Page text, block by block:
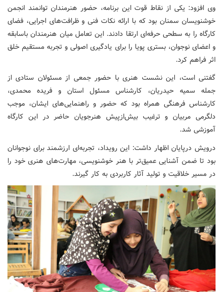
وی افزود: یکی از نقاط قوت این برنامه، حضور هنرمندان توانمند انجمن
خوشنویسان سمنان بود که با ارائه نکات فنی و ظرافت‌های اجرایی، فضای
کارگاه را به سطحی حرفه‌ای ارتقا دادند. این تعامل میان هنرمندان باسابقه
و اعضای نوجوان، بستری پویا را برای یادگیری اصولی و تجربه مستقیم خلق
اثر فراهم کرد.
گفتنی است، این نشست هنری با حضور جمعی از مسئولان ستادی از
جمله سمیه حیدریان، کارشناس مسئول استان و فریده محمدی،
کارشناس فرهنگی همراه بود که حضور و راهنمایی‌های ایشان، موجب
دلگرمی مربیان و ترغیب بیش‌ازپیش هنرجویان حاضر در این کارگاه
آموزشی شد.
درویش درپایان اظهار داشت: این رویداد، تجربه‌ای ارزشمند برای نوجوانان
بود تا ضمن آشنایی عمیق‌تر با هنر خوشنویسی، مهارت‌های هنری خود را
در مسیر خلاقیت و تولید آثار کاربردی به کار گیرند.